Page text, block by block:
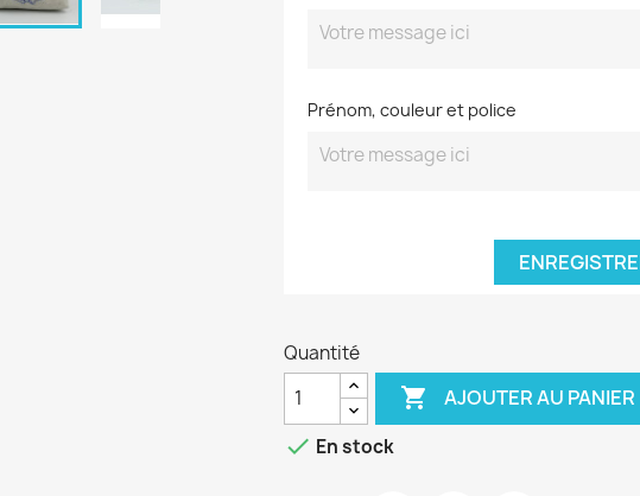
Prénom, couleur et police
Quantité
 AJOUTER AU PANIER
 En stock